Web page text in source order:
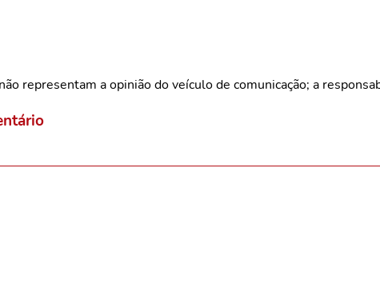
representam a opinião do veículo de comunicação; a